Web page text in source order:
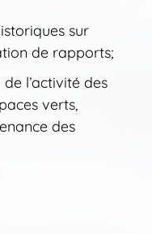
sur
de rapports;
l’activité des
verts,
des